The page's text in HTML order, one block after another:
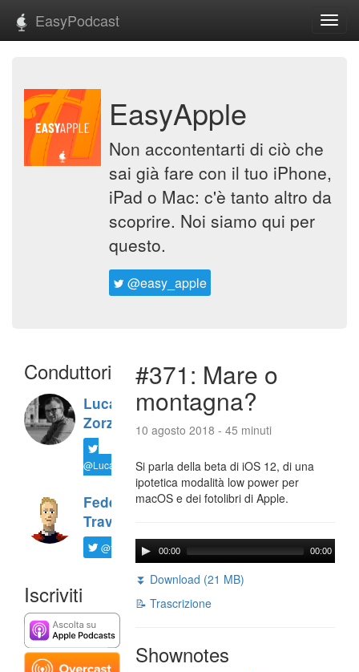
EasyPodcast
EasyApple
Non accontentarti di ciò che
sai già fare con il tuo iPhone,
iPad o Mac: c'è tanto altro da
scoprire. Noi siamo qui per
questo.
@easy_apple
Conduttori
Luca
Zorzi
@LucaTNT
Federico
Travaini
@ftrava
Iscriviti
#371: Mare o
montagna?
10 agosto 2018 - 45 minuti
Si parla della beta di iOS 12, di una
ipotetica modalità low power per
macOS e dei fotolibri di Apple.
00:00 00:00
⏬ Download (21 MB)
📝 Trascrizione
Shownotes